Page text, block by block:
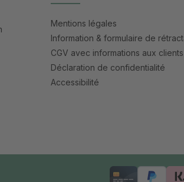
Mentions légales
Information & formulaire de
CGV avec informations aux clients
Déclaration de confidentialité
Accessibilité